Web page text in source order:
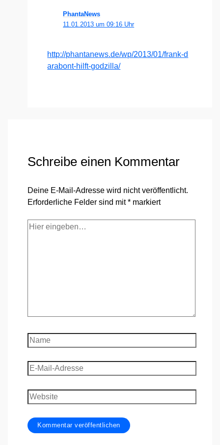
PhantaNews
11.01.2013 um 09:16 Uhr
http://​phan​ta​news​.de/​w​p​/​2​0​1​3​/​0​1​/​f​r​a​n​k​-​d​
a​r​a​b​o​n​t​-​h​i​l​f​t​-​g​o​d​z​i​l​la/
Schreibe einen Kommentar
Deine E-Mail-Adresse wird nicht veröffentlicht.
Erforderliche Felder sind mit* markiert
Hier
Name
E-
Mail-
Adresse
Website